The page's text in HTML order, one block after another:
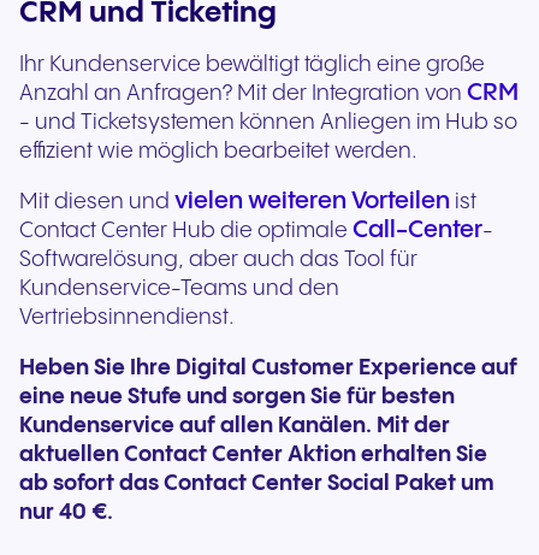
CRM und Ticketing
Ihr Kundenservice bewältigt täglich eine große
Anzahl an Anfragen? Mit der Integration von CRM
- und Ticketsystemen können Anliegen im Hub so
effizient wie möglich bearbeitet werden.
Mit diesen und vielen weiteren Vorteilen ist
Contact Center Hub die optimale Call-Center-
Softwarelösung, aber auch das Tool für
Kundenservice-Teams und den
Vertriebsinnendienst.
Heben Sie Ihre Digital Customer Experience auf
eine neue Stufe und sorgen Sie für besten
Kundenservice auf allen Kanälen. Mit der
aktuellen Contact Center Aktion erhalten Sie
ab sofort das Contact Center Social Paket um
nur 40 €.